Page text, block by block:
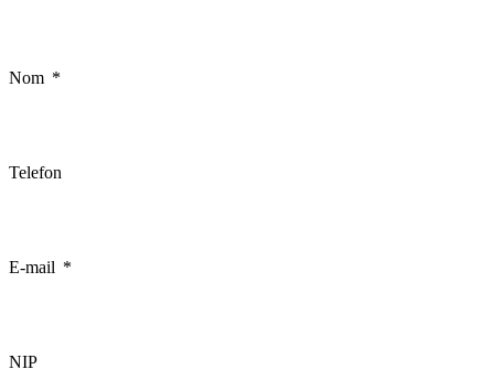
Nom
Telefon
E-mail
NIP